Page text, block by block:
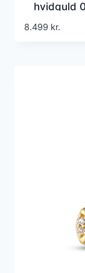
hvidguld
diamanter
8.499 kr.